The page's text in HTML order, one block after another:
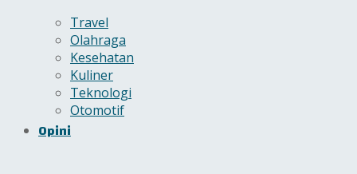
Travel
Olahraga
Kesehatan
Kuliner
Teknologi
Otomotif
Opini